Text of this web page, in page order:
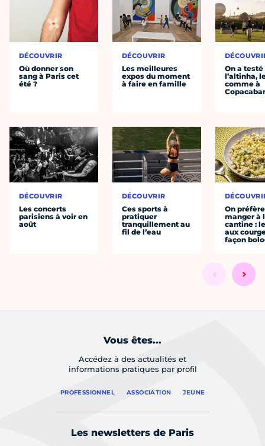
DÉCOUVRIR
Où donner son
sang à Paris cet
été ?
DÉCOUVRIR
Les concerts
parisiens à voir en
août
DÉCOUVRIR
Les meilleures
expos du moment
à faire en famille
DÉCOUVRIR
Ces sports à
pratiquer
tranquillement au
fil de l’eau
On a testé
l’altinha,
comme à
On préfère
manger à
cantine :
aux
façon
Vous êtes...
Accédez à des actualités et
informations pratiques par profil
PROFESSIONNEL ASSOCIATION JEUNE
Les newsletters de Paris